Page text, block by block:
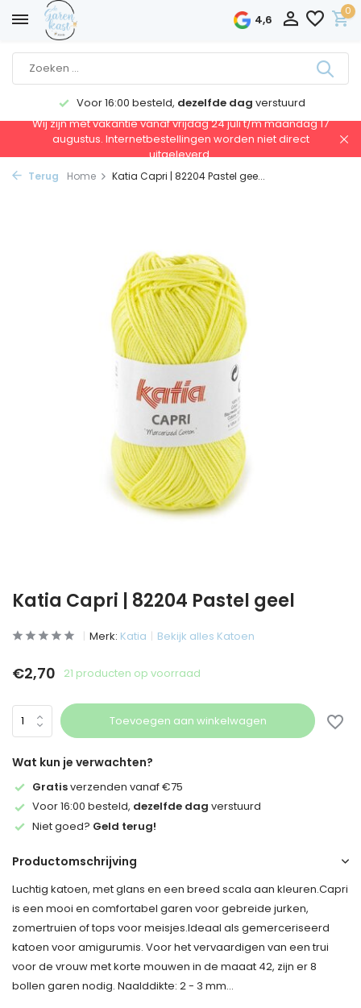
4,6
0
Voor 16:00 besteld, dezelfde dag verstuurd
Wij zijn met vakantie vanaf vrijdag 24 juli t/m maandag 17
augustus. Internetbestellingen worden niet direct
uitgeleverd.
Terug Home Katia Capri | 82204 Pastel gee...
Katia Capri | 82204 Pastel geel
Merk: Katia Bekijk alles Katoen
€2,70 21 producten op voorraad
Toevoegen aan winkelwagen
Wat kun je verwachten?
Gratisverzenden vanaf €75
Voor 16:00 besteld, dezelfde dag verstuurd
Niet goed? Geld terug!
Productomschrijving
Luchtig katoen, met glans en een breed scala aan kleuren.Capri
is een mooi en comfortabel garen voor gebreide jurken,
zomertruien of tops voor meisjes.Ideaal als gemerceriseerd
katoen voor amigurumis. Voor het vervaardigen van een trui
voor de vrouw met korte mouwen in de maaat 42, zijn er 8
bollen garen nodig. Naalddikte: 2 - 3 mm...